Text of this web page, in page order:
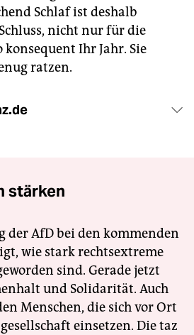
Schlaf ist deshalb
nicht nur für die
konsequent Ihr Jahr. Sie
ratzen.
stärken
der AfD bei den kommenden
wie stark rechtsextreme
sind. Gerade jetzt
und Solidarität. Auch
Menschen, die sich vor Ort
einsetzen. Die taz